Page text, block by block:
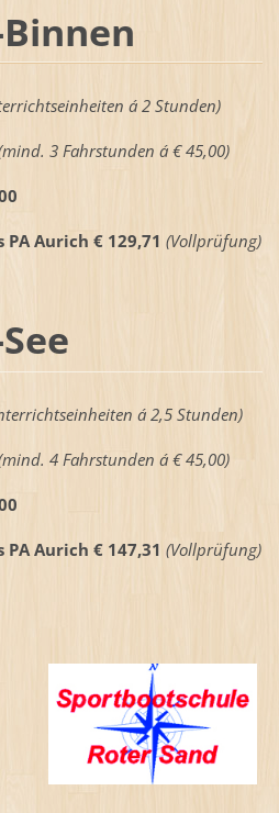
á 2 Stunden)
3 Fahrstunden á € 45,00)
Aurich € 129,71 (Vollprüfung)
á 2,5 Stunden)
4 Fahrstunden á € 45,00)
Aurich € 147,31 (Vollprüfung)